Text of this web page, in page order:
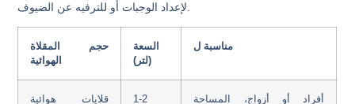
حجم المقلاة
الهوائية
السعة
(لتر)
مناسبة ل
قلايات هوائية
1-2
أفراد أو أزواج، المساحة